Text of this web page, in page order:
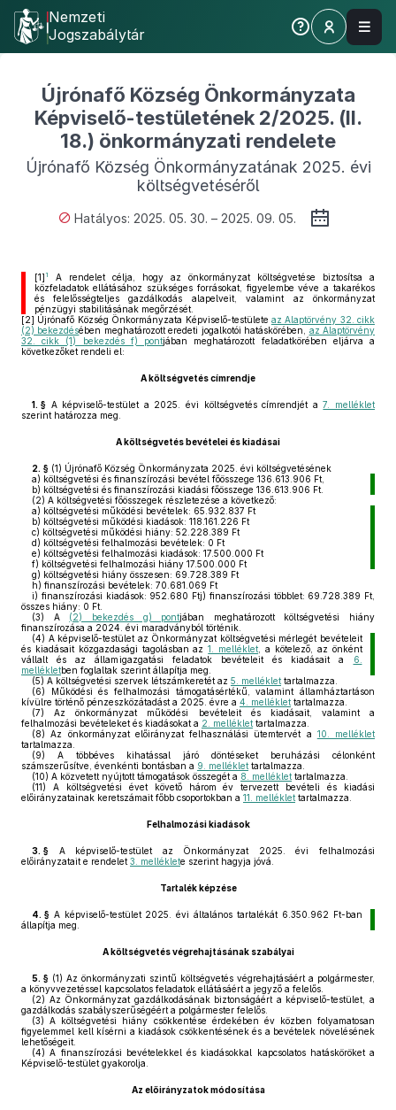
Nemzeti
Jogszabálytár
Újrónafő Község Önkormányzata
Képviselő-testületének 2/2025. (II.
18.) önkormányzati rendelete
Újrónafő Község Önkormányzatának 2025. évi
költségvetéséről
Hatályos: 2025. 05. 30. – 2025. 09. 05.
[1] 1
A rendelet célja, hogy az önkormányzat költségvetése biztosítsa a
közfeladatok ellátásához szükséges forrásokat, figyelembe véve a takarékos
és felelősségteljes gazdálkodás alapelveit, valamint az önkormányzat
pénzügyi stabilitásának megőrzését.
[2] Újrónafő Község Önkormányzata Képviselő-testülete az Alaptörvény 32. cikk
(2) bekezdésében meghatározott eredeti jogalkotói hatáskörében, az Alaptörvény
32. cikk (1) bekezdés f) pontjában meghatározott feladatkörében eljárva a
következőket rendeli el:
A költségvetés címrendje
1. § A képviselő-testület a 2025. évi költségvetés címrendjét a7. melléklet
szerint határozza meg.
A költségvetés bevételei és kiadásai
2. § (1) Újrónafő Község Önkormányzata 2025. évi költségvetésének
a) költségvetési és finanszírozási bevétel főösszege 136.613.906 Ft,
b) költségvetési és finanszírozási kiadási főösszege 136.613.906 Ft.
(2) A költségvetési főösszegek részletezése a következő:
a) költségvetési működési bevételek: 65.932.837 Ft
b) költségvetési működési kiadások: 118.161.226 Ft
c) költségvetési működési hiány: 52.228.389 Ft
d) költségvetési felhalmozási bevételek: 0 Ft
e) költségvetési felhalmozási kiadások: 17.500.000 Ft
f) költségvetési felhalmozási hiány 17.500.000 Ft
g) költségvetési hiány összesen: 69.728.389 Ft
h) finanszírozási bevételek: 70.681.069 Ft
i) finanszírozási kiadások: 952.680 Ftj) finanszírozási többlet: 69.728.389 Ft,
összes hiány: 0 Ft.
(3) A (2) bekezdés g) pontjában meghatározott költségvetési hiány
finanszírozása a 2024. évi maradványból történik.
(4) A képviselő-testület az Önkormányzat költségvetési mérlegét bevételeit
és kiadásait közgazdasági tagolásban az1. melléklet , a kötelező, az önként
vállalt és az államigazgatási feladatok bevételeit és kiadásait a
6.
mellékletben foglaltak szerint állapítja meg.
(5) A költségvetési szervek létszámkeretét az 5. melléklet tartalmazza.
(6) Működési és felhalmozási támogatásértékű, valamint államháztartáson
kívülre történő pénzeszközátadást a 2025. évre a 4. melléklet tartalmazza.
(7) Az önkormányzat működési bevételeit és kiadásait, valamint a
felhalmozási bevételeket és kiadásokat a 2. melléklet tartalmazza.
(8) Az önkormányzat előirányzat felhasználási ütemtervét a 10. melléklet
tartalmazza.
(9) A többéves kihatással járó döntéseket beruházási célonként
számszerűsítve, évenkénti bontásban a 9. melléklet tartalmazza.
(10) A közvetett nyújtott támogatások összegét a 8. melléklet tartalmazza.
(11) A költségvetési évet követő három év tervezett bevételi és kiadási
előirányzatainak keretszámait főbb csoportokban a 11. melléklet tartalmazza.
Felhalmozási kiadások
3. § A képviselő-testület az Önkormányzat 2025. évi felhalmozási
előirányzatait e rendelet 3. melléklete szerint hagyja jóvá.
Tartalék képzése
4. § A képviselő-testület 2025. évi általános tartalékát 6.350.962 Ft-ban
állapítja meg.
A költségvetés végrehajtásának szabályai
5. § (1) Az önkormányzati szintű költségvetés végrehajtásáért a polgármester,
a könyvvezetéssel kapcsolatos feladatok ellátásáért a jegyző a felelős.
(2) Az Önkormányzat gazdálkodásának biztonságáért a képviselő-testület, a
gazdálkodás szabályszerűségéért a polgármester felelős.
(3) A költségvetési hiány csökkentése érdekében év közben folyamatosan
figyelemmel kell kísérni a kiadások csökkentésének és a bevételek növelésének
lehetőségeit.
(4) A finanszírozási bevételekkel és kiadásokkal kapcsolatos hatásköröket a
Képviselő-testület gyakorolja.
Az előirányzatok módosítása